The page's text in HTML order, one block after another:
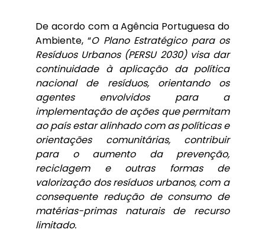
De acordo com a Agência Portuguesa do
Ambiente, “O Plano Estratégico para os
Resíduos Urbanos (PERSU 2030) visa dar
continuidade à aplicação da política
nacional de resíduos, orientando os
agentes envolvidos para a
implementação de ações que permitam
ao país estar alinhado com as políticas e
orientações comunitárias, contribuir
para o aumento da prevenção,
reciclagem e outras formas de
valorização dos resíduos urbanos, com a
consequente redução de consumo de
matérias-primas naturais de recurso
limitado.